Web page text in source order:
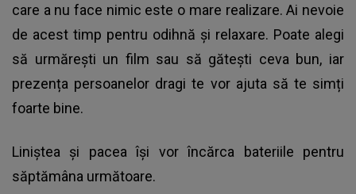
care a nu face nimic este o mare realizare. Ai nevoie
de acest timp pentru odihnă și relaxare. Poate alegi
să urmărești un film sau să gătești ceva bun, iar
prezența persoanelor dragi te vor ajuta să te simți
foarte bine.
Liniștea și pacea își vor încărca bateriile pentru
săptămâna următoare.